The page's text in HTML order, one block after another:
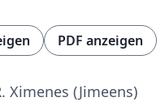
PDF anzeigen
Ximenes (Jimeens)